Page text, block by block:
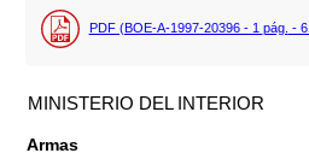
PDF (BOE-A-1997-20396 - 1 pág. -
MINISTERIO DEL INTERIOR
Armas